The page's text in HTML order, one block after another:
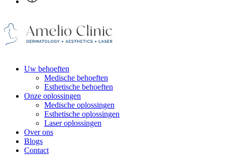
Uw behoeften
Medische behoeften
Esthetische behoeften
Onze oplossingen
Medische oplossingen
Esthetische oplossingen
Laser oplossingen
Over ons
Blogs
Contact